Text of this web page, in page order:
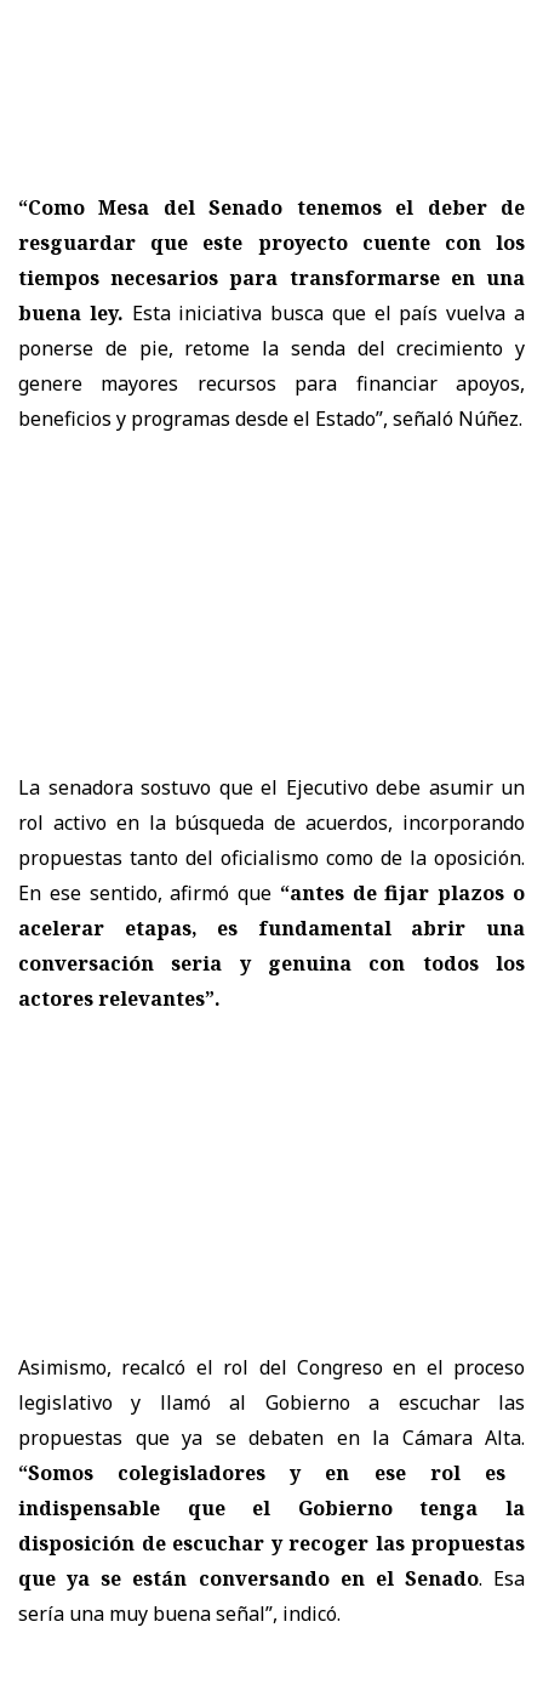
“Como Mesa del Senado tenemos el deber de
resguardar que este proyecto cuente con los
tiempos necesarios para transformarse en una
buena ley. Esta iniciativa busca que el país vuelva a
ponerse de pie, retome la senda del crecimiento y
genere mayores recursos para financiar apoyos,
beneficios y programas desde el Estado”, señaló Núñez.
La senadora sostuvo que el Ejecutivo debe asumir un
rol activo en la búsqueda de acuerdos, incorporando
propuestas tanto del oficialismo como de la oposición.
En ese sentido, afirmó que “antes de fijar plazos o
acelerar etapas, es fundamental abrir una
conversación seria y genuina con todos los
actores relevantes”.
Asimismo, recalcó el rol del Congreso en el proceso
legislativo y llamó al Gobierno a escuchar las
propuestas que ya se debaten en la Cámara Alta.
“Somos colegisladores y en ese rol es
indispensable que el Gobierno tenga la
disposición de escuchar y recoger las propuestas
que ya se están conversando en el Senado. Esa
sería una muy buena señal”, indicó.